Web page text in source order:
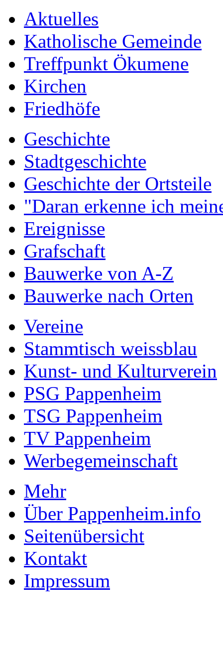
Aktuelles
Katholische Gemeinde
Treffpunkt Ökumene
Kirchen
Friedhöfe
Geschichte
Stadtgeschichte
Geschichte der Ortsteile
"Daran erkenne ich
Ereignisse
Grafschaft
Bauwerke von A-Z
Bauwerke nach Orten
Vereine
Stammtisch weissblau
Kunst- und Kulturverein
PSG Pappenheim
TSG Pappenheim
TV Pappenheim
Werbegemeinschaft
Mehr
Über Pappenheim.info
Seitenübersicht
Kontakt
Impressum